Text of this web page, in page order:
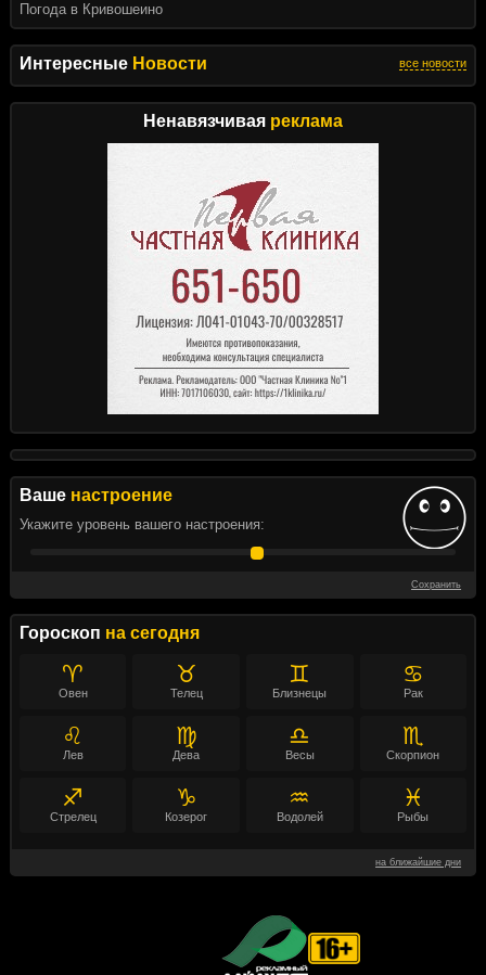
Интересные Новости все новости
Ненавязчивая реклама
Ваше настроение
Укажите уровень вашего настроения:
Сохранить
Гороскоп на сегодня
♈
Овен
♉
Телец
♊
Близнецы
♋
Рак
♌
Лев
♍
Дева
♎
Весы
♏
Скорпион
♐
Стрелец
♑
Козерог
♒
Водолей
♓
Рыбы
на ближайшие дни
Погода в Кривошеино